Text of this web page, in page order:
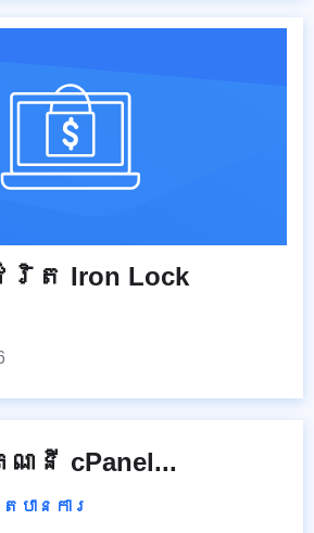
រិត​ Iron Lock
នី cPanel...
បានការ